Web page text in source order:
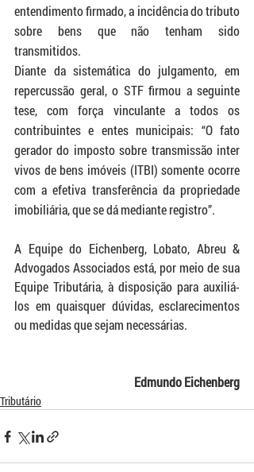
entendimento firmado, a incidência do tributo
sobre bens que não tenham sido
transmitidos.
Diante da sistemática do julgamento, em
repercussão geral, o STF firmou a seguinte
tese, com força vinculante a todos os
contribuintes e entes municipais: “O fato
gerador do imposto sobre transmissão inter
vivos de bens imóveis (ITBI) somente ocorre
com a efetiva transferência da propriedade
imobiliária, que se dá mediante registro”.
A Equipe do Eichenberg, Lobato, Abreu &
Advogados Associados está, por meio de sua
Equipe Tributária, à disposição para auxiliá-
los em quaisquer dúvidas, esclarecimentos
ou medidas que sejam necessárias.
Edmundo Eichenberg
Tributário